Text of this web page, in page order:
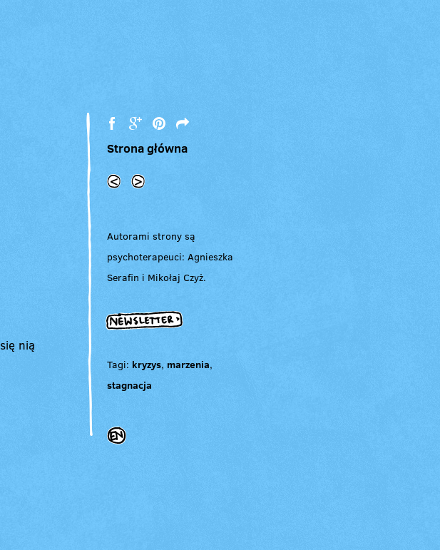
Strona główna
<
>
Autorami strony są
psychoterapeuci: Agnieszka
Serafin i Mikołaj Czyż.
Tagi: kryzys, marzenia,
stagnacja
nią